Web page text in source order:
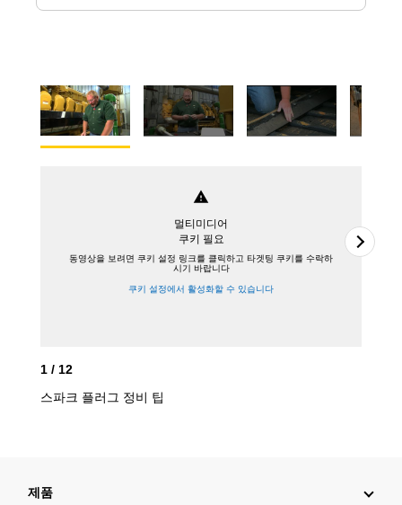
warning
멀티미디어
쿠키 필요
동영상을 보려면 쿠키 설정 링크를 클릭하고 타겟팅 쿠키를 수락하
시기 바랍니다
쿠키 설정에서 활성화할 수 있습니다
1 / 12
스파크 플러그 정비 팁
제품